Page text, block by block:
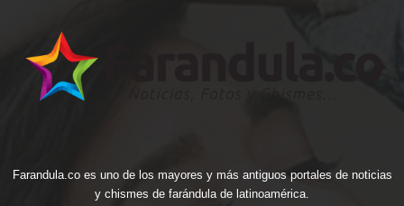
Farandula.co es uno de los mayores y más antiguos portales de noticias
y chismes de farándula de latinoamérica.